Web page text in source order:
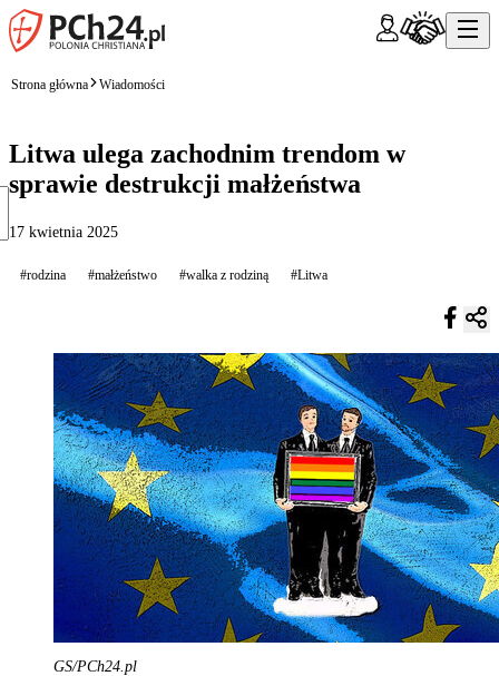
Strona główna Wiadomości
Litwa ulega zachodnim trendom w
sprawie destrukcji małżeństwa
17 kwietnia 2025
#rodzina #małżeństwo #walka z rodziną #Litwa
GS/PCh24.pl